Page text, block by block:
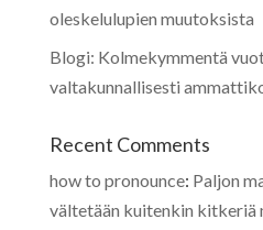
oleskelulupien muutoksista
Blogi: Kolmekymmentä
valtakunnallisesti
Recent Comments
how to pronounce: Paljon
vältetään kuitenkin kitkeriä